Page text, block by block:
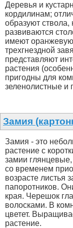
Деревья и
кордилинам;
образуют ствола,
развиваются
имеют оранжевую
трехгнездной
представляют
растения
пригодны для
зеленолистные и
Замия
Замия - это
растение с
замии
со временем
возрасте листья
папоротников.
края. Черешок
волосками. В
цветет.
растение.